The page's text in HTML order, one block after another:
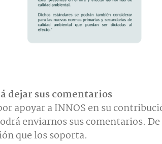
dejar sus comentarios
apoyar a INNOS en su
enviarnos sus comentarios.
que los soporta.